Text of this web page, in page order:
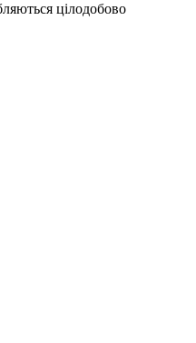
цілодобово